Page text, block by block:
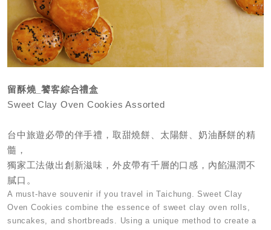
留酥燒_饕客綜合禮盒
Sweet Clay Oven Cookies Assorted
台中旅遊必帶的伴手禮，取甜燒餅、太陽餅、奶油酥餅的精
髓，
獨家工法做出創新滋味，外皮帶有千層的口感，內餡濕潤不
膩口。
A must-have souvenir if you travel in Taichung. Sweet Clay
Oven Cookies combine the essence of sweet clay oven rolls,
suncakes, and shortbreads. Using a unique method to create a